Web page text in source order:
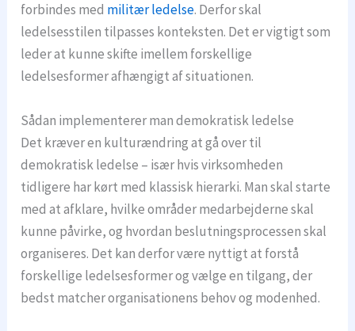
forbindes med militær ledelse. Derfor skal
ledelsesstilen tilpasses konteksten. Det er vigtigt som
leder at kunne skifte imellem forskellige
ledelsesformer afhængigt af situationen.
Sådan implementerer man demokratisk ledelse
Det kræver en kulturændring at gå over til
demokratisk ledelse – især hvis virksomheden
tidligere har kørt med klassisk hierarki. Man skal starte
med at afklare, hvilke områder medarbejderne skal
kunne påvirke, og hvordan beslutningsprocessen skal
organiseres. Det kan derfor være nyttigt at forstå
forskellige ledelsesformer og vælge en tilgang, der
bedst matcher organisationens behov og modenhed.